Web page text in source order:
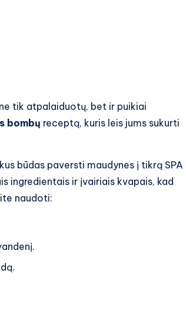
tik atpalaiduotų, bet ir puikiai
bombų receptą, kuris leis jums sukurti
būdas paversti maudynes į tikrą SPA
ingredientais ir įvairiais kvapais, kad
naudoti: